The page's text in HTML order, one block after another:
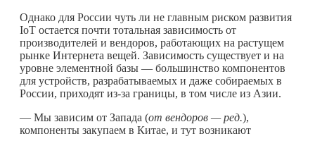
Однако для России чуть ли не главным риском развития
IoT остается почти тотальная зависимость от
производителей и вендоров, работающих на растущем
рынке Интернета вещей. Зависимость существует и на
уровне элементной базы — большинство компонентов
для устройств, разрабатываемых и даже собираемых в
России, приходят из-за границы, в том числе из Азии.
— Мы зависим от Запада (от вендоров — ред.),
компоненты закупаем в Китае, и тут возникают